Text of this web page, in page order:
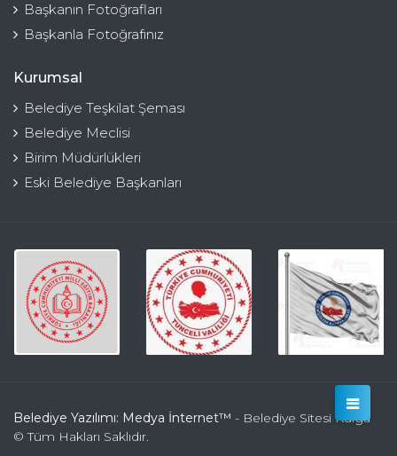
Başkanın Fotoğrafları
Başkanla Fotoğrafınız
Kurumsal
Belediye Teşkilat Şeması
Belediye Meclisi
Birim Müdürlükleri
Eski Belediye Başkanları
Belediye Yazılımı: Medya İnternet™ - Belediye Sitesi Kulga
© Tüm Hakları Saklıdır.